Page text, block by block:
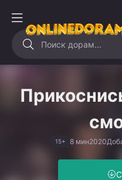
15+ 8 мин2020